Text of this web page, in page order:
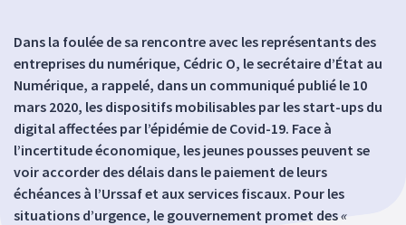
Dans la foulée de sa rencontre avec les représentants des
entreprises du numérique, Cédric O, le secrétaire d’État au
Numérique, a rappelé, dans un communiqué publié le 10
mars 2020, les dispositifs mobilisables par les start-ups du
digital affectées par l’épidémie de Covid-19. Face à
l’incertitude économique, les jeunes pousses peuvent se
voir accorder des délais dans le paiement de leurs
échéances à l’Urssaf et aux services fiscaux. Pour les
situations d’urgence, le gouvernement promet des«